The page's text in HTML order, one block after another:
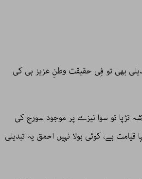
بھی تو فِی حقیقت وطنِ عزیز ہی کی
تڑپا تو سوا نیزے پر موجود سورج کی
ہے، کوئی بولا نہیں احمق یہ تبدیلی